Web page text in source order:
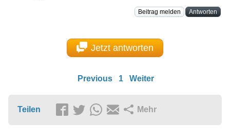
Beitrag melden Antworten
Jetzt antworten
Previous 1 Weiter
Teilen Mehr